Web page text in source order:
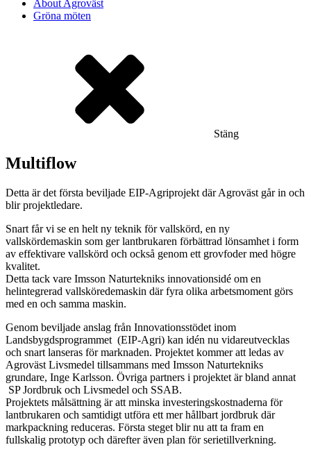
About Agroväst
Gröna möten
Stäng
Multiflow
Detta är det första beviljade EIP-Agriprojekt där Agroväst går in och
blir projektledare.
Snart får vi se en helt ny teknik för vallskörd, en ny
vallskördemaskin som ger lantbrukaren förbättrad lönsamhet i form
av effektivare vallskörd och också genom ett grovfoder med högre
kvalitet.
Detta tack vare Imsson Naturtekniks innovationsidé om en
helintegrerad vallsköredemaskin där fyra olika arbetsmoment görs
med en och samma maskin.
Genom beviljade anslag från Innovationsstödet inom
Landsbygdsprogrammet (EIP-Agri) kan idén nu vidareutvecklas
och snart lanseras för marknaden. Projektet kommer att ledas av
Agroväst Livsmedel tillsammans med Imsson Naturtekniks
grundare, Inge Karlsson. Övriga partners i projektet är bland annat
SP Jordbruk och Livsmedel och SSAB.
Projektets målsättning är att minska investeringskostnaderna för
lantbrukaren och samtidigt utföra ett mer hållbart jordbruk där
markpackning reduceras. Första steget blir nu att ta fram en
fullskalig prototyp och därefter även plan för serietillverkning.